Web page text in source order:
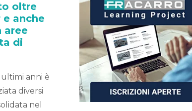
oltre
anche
aree
di
anni è
diversi
nel